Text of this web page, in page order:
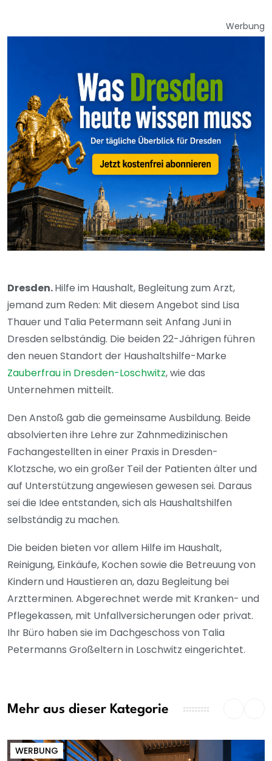
Werbung
Dresden.Hilfe im Haushalt, Begleitung zum Arzt,
jemand zum Reden: Mit diesem Angebot sind Lisa
Thauer und Talia Petermann seit Anfang Juni in
Dresden selbständig. Die beiden 22-Jährigen führen
den neuen Standort der Haushaltshilfe-Marke
Zauberfrau in Dresden-Loschwitz, wie das
Unternehmen mitteilt.
Den Anstoß gab die gemeinsame Ausbildung. Beide
absolvierten ihre Lehre zur Zahnmedizinischen
Fachangestellten in einer Praxis in Dresden-
Klotzsche, wo ein großer Teil der Patienten älter und
auf Unterstützung angewiesen gewesen sei. Daraus
sei die Idee entstanden, sich als Haushaltshilfen
selbständig zu machen.
Die beiden bieten vor allem Hilfe im Haushalt,
Reinigung, Einkäufe, Kochen sowie die Betreuung von
Kindern und Haustieren an, dazu Begleitung bei
Arztterminen. Abgerechnet werde mit Kranken- und
Pflegekassen, mit Unfallversicherungen oder privat.
Ihr Büro haben sie im Dachgeschoss von Talia
Petermanns Großeltern in Loschwitz eingerichtet.
Mehr aus dieser Kategorie
WERBUNG